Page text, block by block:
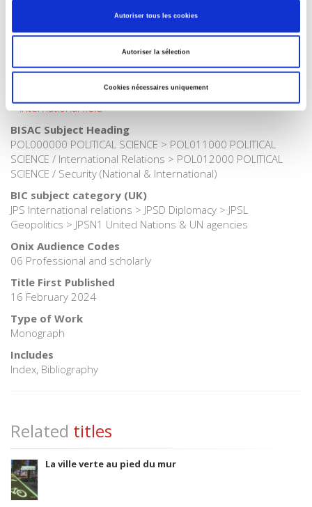
Autoriser tous les cookies
Autoriser la sélection
Cookies nécessaires uniquement
>Geopolitics>International Relations
>Geopolitics
Publisher Category
>International field
BISAC Subject Heading
POL000000 POLITICAL SCIENCE > POL011000 POLITICAL
SCIENCE / International Relations > POL012000 POLITICAL
SCIENCE / Security (National & International)
BIC subject category (UK)
JPS International relations > JPSD Diplomacy > JPSL
Geopolitics > JPSN1 United Nations & UN agencies
Onix Audience Codes
06 Professional and scholarly
Title First Published
16 February 2024
Type of Work
Monograph
Includes
Index, Bibliography
Related titles
La ville verte au pied du mur